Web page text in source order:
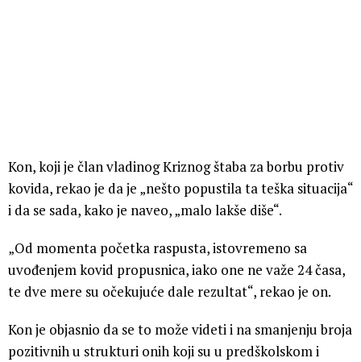
Kon, koji je član vladinog Kriznog štaba za borbu protiv
kovida, rekao je da je „nešto popustila ta teška situacija“
i da se sada, kako je naveo, „malo lakše diše“.
„Od momenta početka raspusta, istovremeno sa
uvođenjem kovid propusnica, iako one ne važe 24 časa,
te dve mere su očekujuće dale rezultat“, rekao je on.
Kon je objasnio da se to može videti i na smanjenju broja
pozitivnih u strukturi onih koji su u predškolskom i